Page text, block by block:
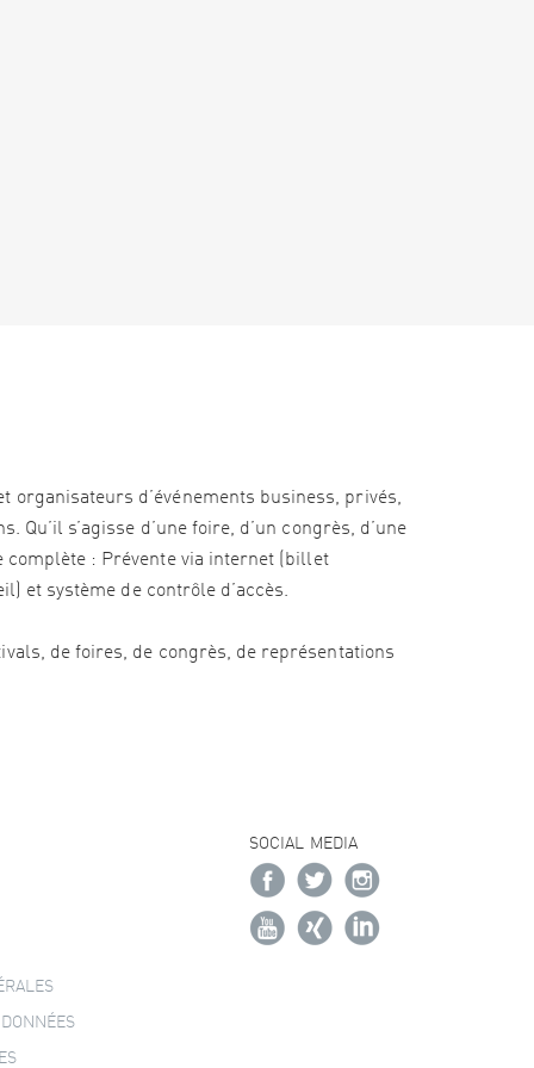
organisateurs d’événements business, privés,
s’agisse d’une foire, d’un congrès, d’une
complète : Prévente via internet (billet
et système de contrôle d’accès.
de foires, de congrès, de représentations
SOCIAL MEDIA